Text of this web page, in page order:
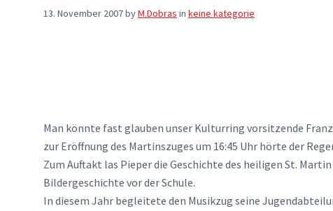
13. November 2007byM.Dobras in keine kategorie
Man könnte fast glauben unser Kulturring vorsitzende
zur Eröffnung des Martinszuges um 16:45 Uhr hörte der
Zum Auftakt las Pieper die Geschichte des heiligen St.
Bildergeschichte vor der Schule.
In diesem Jahr begleitete den Musikzug seine